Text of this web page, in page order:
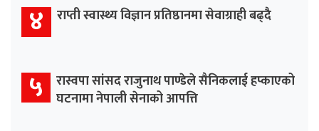
४ राप्ती स्वास्थ्य विज्ञान प्रतिष्ठानमा सेवाग्राही बढ्दै
५
रास्वपा सांसद राजुनाथ पाण्डेले सैनिकलाई हप्काएको
घटनामा नेपाली सेनाको आपत्ति